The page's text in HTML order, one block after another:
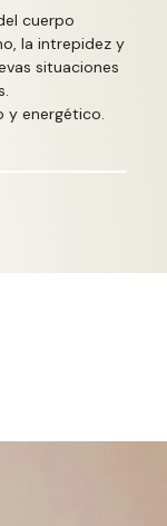
cuerpo
la intrepidez y
situaciones
y energético.